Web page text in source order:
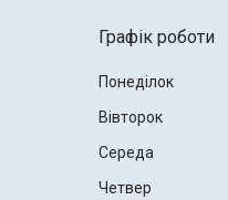
Графік роботи
Понеділок
Вівторок
Середа
Четвер